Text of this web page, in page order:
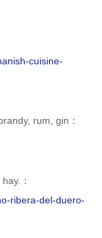
cuisine-
rum, gin：
：
ribera-del-duero-